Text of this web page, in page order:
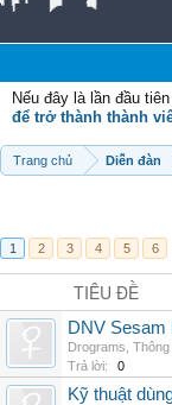
Nếu đây là lần đầu
để trở thành thành
Trang chủ Diễn đàn
1 2 3 4 5 6
TIÊU ĐỀ
DNV Sesam
Drograms
Trả lời:
0
Kỹ thuật